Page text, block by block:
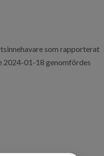
som rapporterat
2024-01-18 genomfördes